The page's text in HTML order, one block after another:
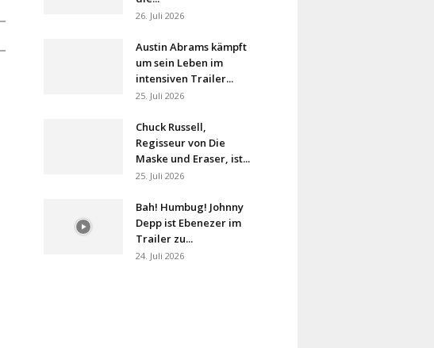
26. Juli 2026
Austin Abrams kämpft
um sein Leben im
intensiven Trailer...
25. Juli 2026
Chuck Russell,
Regisseur von Die
Maske und Eraser, ist...
25. Juli 2026
Bah! Humbug! Johnny
Depp ist Ebenezer im
Trailer zu...
24. Juli 2026